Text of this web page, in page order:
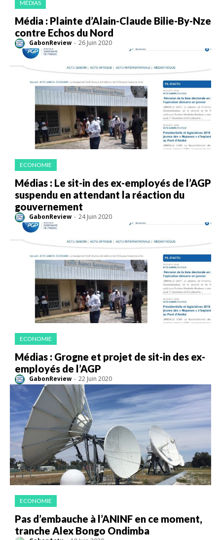
MÉDIAS
Média : Plainte d’Alain-Claude Bilie-By-Nze
contre Echos du Nord
GabonReview - 26 Juin 2020
ECONOMIE
Médias : Le sit-in des ex-employés de l’AGP
suspendu en attendant la réaction du
gouvernement
GabonReview - 24 Juin 2020
ECONOMIE
Médias : Grogne et projet de sit-in des ex-
employés de l’AGP
GabonReview - 22 Juin 2020
ECONOMIE
Pas d’embauche à l’ANINF en ce moment,
tranche Alex Bongo Ondimba